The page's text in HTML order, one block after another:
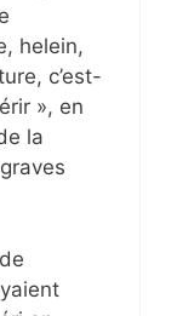
helein,
c’est-
», en
la